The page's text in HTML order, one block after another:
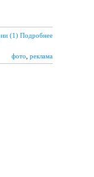
(1) Подробнее
фото реклама